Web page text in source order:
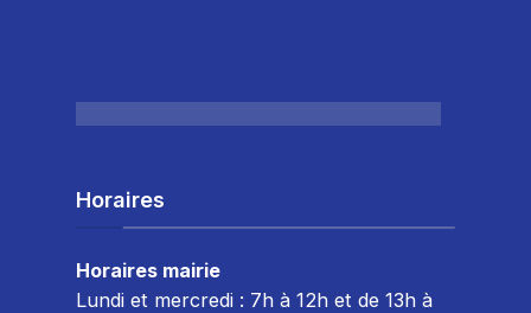
Horaires
Horaires mairie
Lundi et mercredi : 7h à 12h et de 13h à